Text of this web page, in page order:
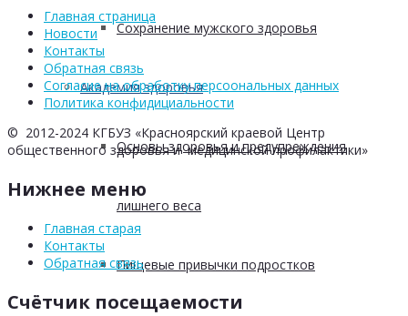
Сохранение мужского здоровья
Академия здоровья
Основы здоровья и предупреждения
лишнего веса
Пищевые привычки подростков
Главная страница
Новости
Контакты
Обратная связь
Согласие на обработку персоональных данных
Политика конфидициальности
© 2012-2024 КГБУЗ «Красноярский краевой Центр
общественного здоровья и медицинской профилактики»
Нижнее меню
Главная старая
Контакты
Обратная связь
Счётчик посещаемости